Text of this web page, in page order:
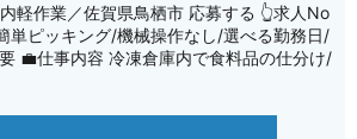
軽作業／佐賀県鳥栖市 応募する 👆求人No
単ピッキング/機械操作なし/選べる勤務日/
💼仕事内容 冷凍倉庫内で食料品の仕分け/